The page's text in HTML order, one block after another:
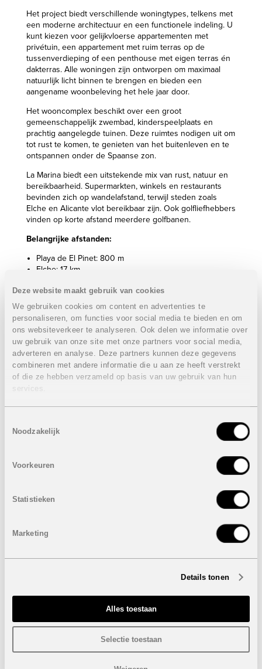
Deze website maakt gebruik van cookies
We gebruiken cookies om content en advertenties te
personaliseren, om functies voor social media te bieden en om
ons websiteverkeer te analyseren. Ook delen we informatie over
uw gebruik van onze site met onze partners voor social media,
adverteren en analyse. Deze partners kunnen deze gegevens
combineren met andere informatie die u aan ze heeft verstrekt
of die ze hebben verzameld op basis van uw gebruik van hun
services.
Noodzakelijk
Voorkeuren
Statistieken
Marketing
Details tonen
Alles toestaan
Selectie toestaan
Het project biedt verschillende woningtypes, telkens met
een moderne architectuur en een functionele indeling. U
kunt kiezen voor gelijkvloerse appartementen met
privétuin, een appartement met ruim terras op de
tussenverdieping of een penthouse met eigen terras én
dakterras. Alle woningen zijn ontworpen om maximaal
natuurlijk licht binnen te brengen en bieden een
aangename woonbeleving het hele jaar door.
Het wooncomplex beschikt over een groot
gemeenschappelijk zwembad, kinderspeelplaats en
prachtig aangelegde tuinen. Deze ruimtes nodigen uit om
tot rust te komen, te genieten van het buitenleven en te
ontspannen onder de Spaanse zon.
La Marina biedt een uitstekende mix van rust, natuur en
bereikbaarheid. Supermarkten, winkels en restaurants
bevinden zich op wandelafstand, terwijl steden zoals
Elche en Alicante vlot bereikbaar zijn. Ook golfliefhebbers
vinden op korte afstand meerdere golfbanen.
Belangrijke afstanden:
Playa de El Pinet: 800 m
Elche: 17 km
Alicante centrum & haven: 30 km
Eigenschappen gelijkvloerse appartementen:
2 Slaapkamers
2 Badkamers
Bebouwde oppervlakte: 78 m²
Terras: +-16 / 17 m²
Tuin: van 10 m² tot 50 m²
3 Slaapkamers
Terras: 59 m²
Eigenschappen appartementen op de eerste
2 Slaapkamers
Bebouwde oppervlakte: 78 m²
Eigenschappen penthouse appartementen:
2 Slaapkamers
Bebouwde oppervlakte: 78 m²